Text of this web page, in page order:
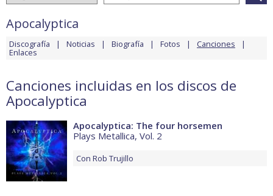
Apocalyptica
Discografía Noticias Biografía Fotos Canciones
Enlaces
Canciones incluidas en los discos de
Apocalyptica
Apocalyptica: The four horsemen
Plays Metallica, Vol. 2
Con Rob Trujillo